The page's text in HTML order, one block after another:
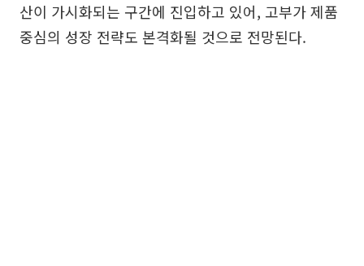
산이 가시화되는 구간에 진입하고 있어, 고부가 제품
중심의 성장 전략도 본격화될 것으로 전망된다.